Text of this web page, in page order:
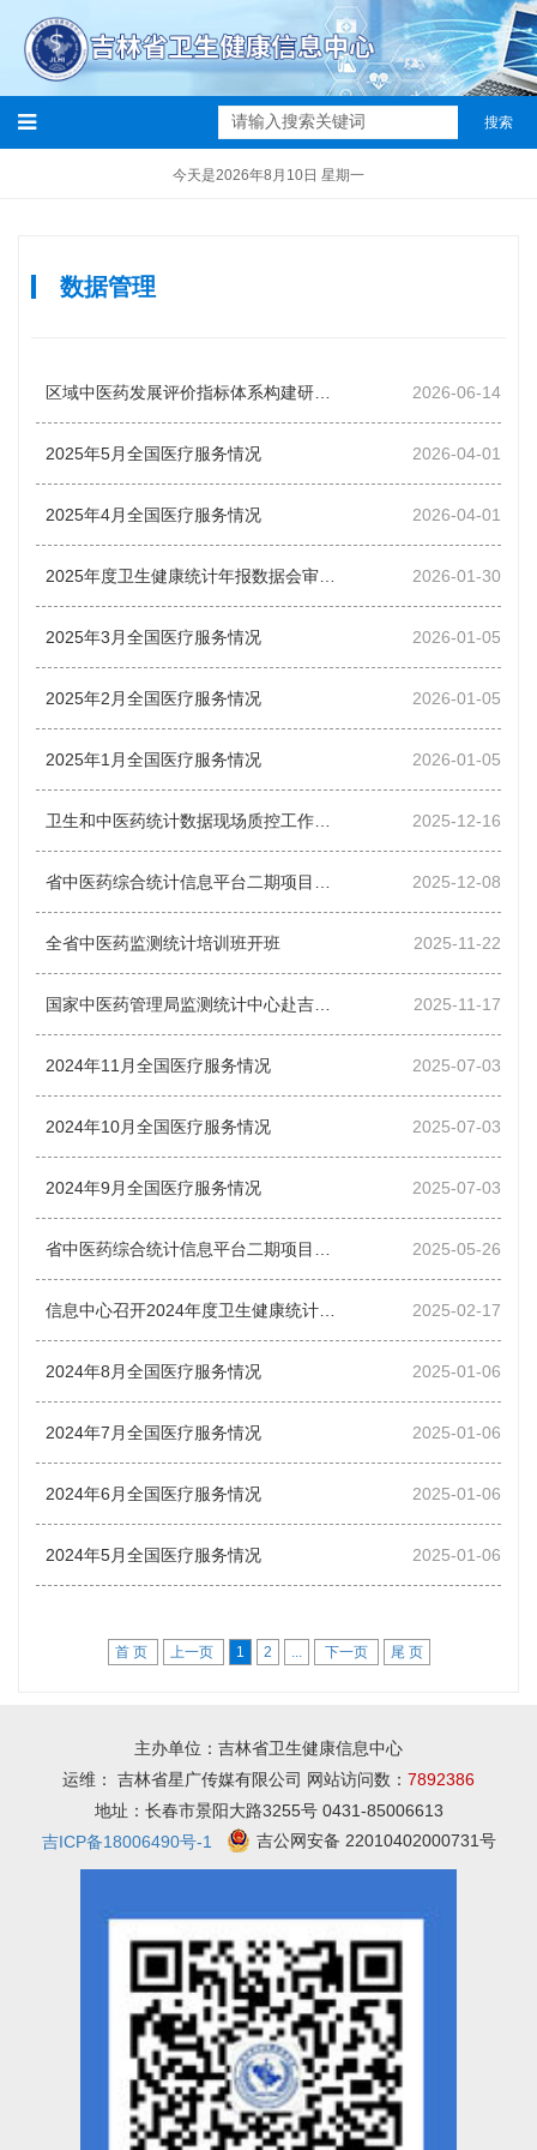
搜索
今天是2026年8月10日 星期一
数据管理
2026-06-14
区域中医药发展评价指标体系构建研究报告框架专家论证会召开
2026-04-01
2025年5月全国医疗服务情况
2026-04-01
2025年4月全国医疗服务情况
2026-01-30
2025年度卫生健康统计年报数据会审会召开
2026-01-05
2025年3月全国医疗服务情况
2026-01-05
2025年2月全国医疗服务情况
2026-01-05
2025年1月全国医疗服务情况
2025-12-16
卫生和中医药统计数据现场质控工作启动
2025-12-08
2025-11-22
全省中医药监测统计培训班开班
2025-11-17
国家中医药管理局监测统计中心赴吉开展数据现场质控
2025-07-03
2024年11月全国医疗服务情况
2025-07-03
2024年10月全国医疗服务情况
2025-07-03
2024年9月全国医疗服务情况
2025-05-26
2025-02-17
信息中心召开2024年度卫生健康统计年报数据质控会审会
2025-01-06
2024年8月全国医疗服务情况
2025-01-06
2024年7月全国医疗服务情况
2025-01-06
2024年6月全国医疗服务情况
2025-01-06
2024年5月全国医疗服务情况
首 页 上一页 1 2 ... 下一页 尾 页
主办单位：吉林省卫生健康信息中心
运维： 吉林省星广传媒有限公司 网站访问数： 7892386
地址：长春市景阳大路3255号 0431-85006613
吉ICP备18006490号-1
吉公网安备 22010402000731号